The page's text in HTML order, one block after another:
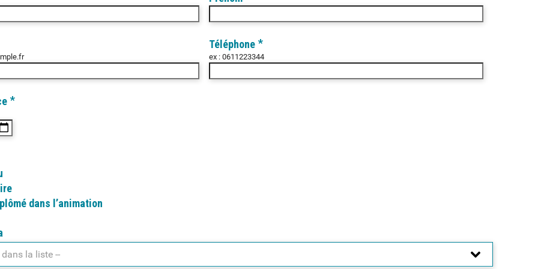
Téléphone *
ex : 0611223344
*
dans l’animation
la liste --